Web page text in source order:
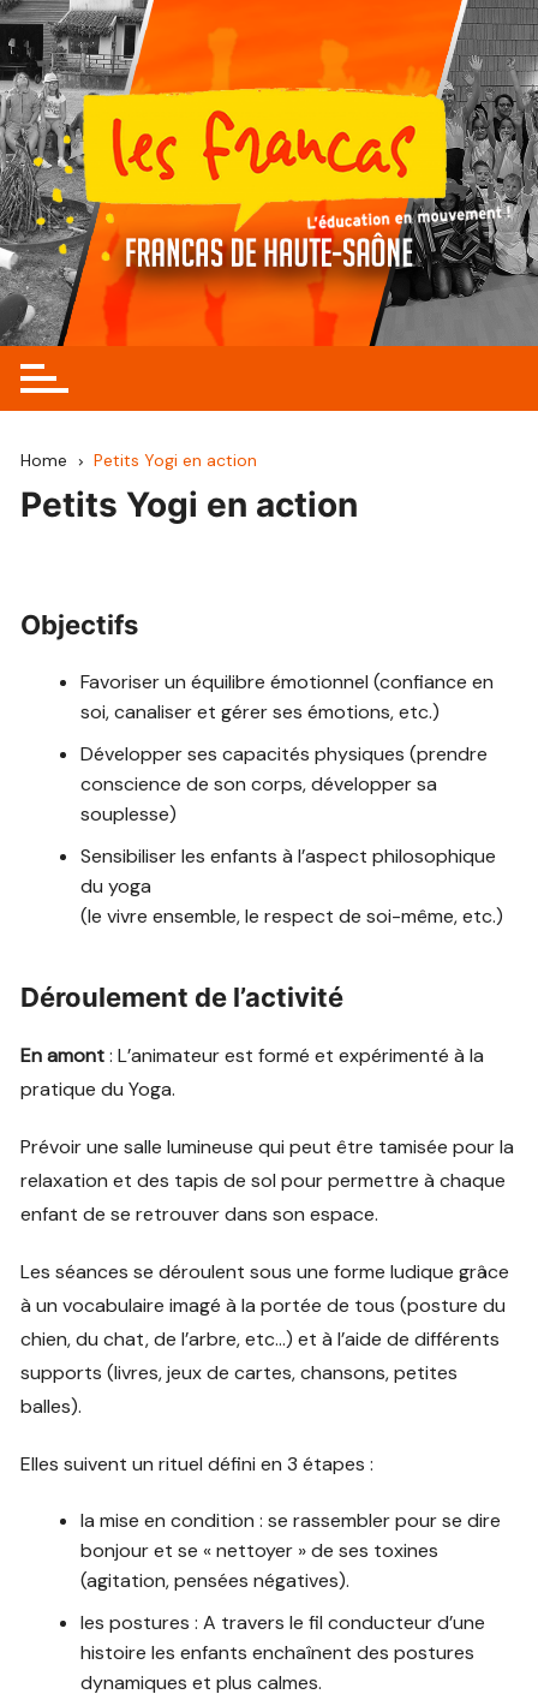
Skip
to
content
Home Petits Yogi en action
Petits Yogi en action
Objectifs
Favoriser un équilibre émotionnel (confiance en
soi, canaliser et gérer ses émotions, etc.)
Développer ses capacités physiques (prendre
conscience de son corps, développer sa
souplesse)
Sensibiliser les enfants à l’aspect philosophique
du yoga
(le vivre ensemble, le respect de soi-même, etc.)
Déroulement de l’activité
En amont: L’animateur est formé et expérimenté à la
pratique du Yoga.
Prévoir une salle lumineuse qui peut être tamisée pour la
relaxation et des tapis de sol pour permettre à chaque
enfant de se retrouver dans son espace.
Les séances se déroulent sous une forme ludique grâce
à un vocabulaire imagé à la portée de tous (posture du
chien, du chat, de l’arbre, etc…) et à l’aide de différents
supports (livres, jeux de cartes, chansons, petites
balles).
Elles suivent un rituel défini en 3 étapes :
la mise en condition : se rassembler pour se dire
bonjour et se « nettoyer » de ses toxines
(agitation, pensées négatives).
les postures : A travers le fil conducteur d’une
histoire les enfants enchaînent des postures
dynamiques et plus calmes.